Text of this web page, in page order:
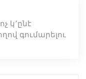
կ՚ընէ
գումարելու